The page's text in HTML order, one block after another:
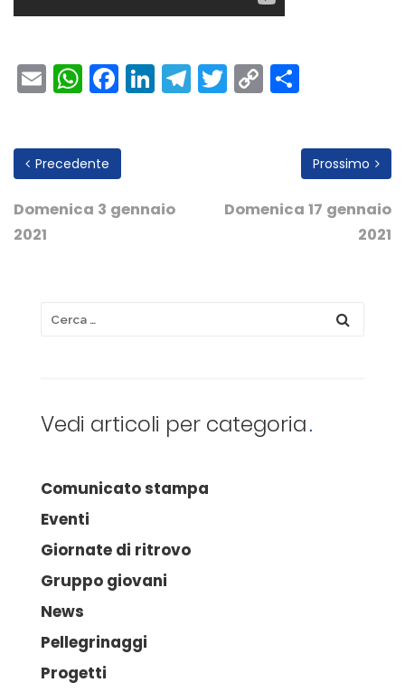
EmailWhatsApp
Facebook
LinkedIn
Telegram
Twitter
Copy
Link
Precedente
Domenica 3 gennaio
2021
Prossimo
Domenica 17 gennaio
2021
Vedi articoli per categoria
Comunicato stampa
Eventi
Giornate di ritrovo
Gruppo giovani
News
Pellegrinaggi
Progetti